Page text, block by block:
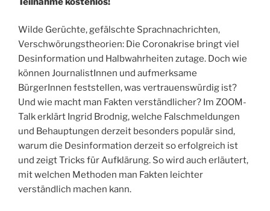
Wilde Gerüchte, gefälschte Sprachnachrichten,
Verschwörungstheorien: Die Coronakrise bringt viel
Desinformation und Halbwahrheiten zutage. Doch wie
können JournalistInnen und aufmerksame
BürgerInnen feststellen, was vertrauenswürdig ist?
Und wie macht man Fakten verständlicher? Im ZOOM-
Talk erklärt Ingrid Brodnig, welche Falschmeldungen
und Behauptungen derzeit besonders populär sind,
warum die Desinformation derzeit so erfolgreich ist
und zeigt Tricks für Aufklärung. So wird auch erläutert,
mit welchen Methoden man Fakten leichter
verständlich machen kann.